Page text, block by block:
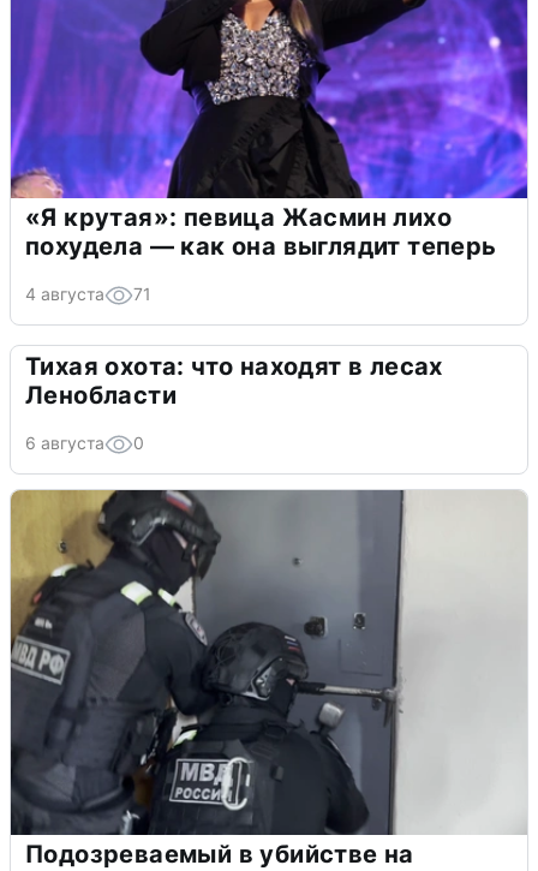
«Я крутая»: певица Жасмин лихо
похудела — как она выглядит теперь
4 августа 71
Тихая охота: что находят в лесах
Ленобласти
6 августа 0
Подозреваемый в убийстве на